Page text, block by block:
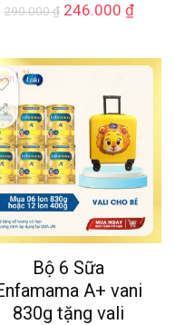
290.000₫ 246.000 ₫
Bộ 6 Sữa
A+ vani
830g tặng vali